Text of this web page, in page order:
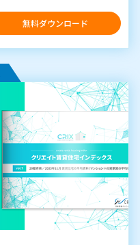
無料ダウンロード